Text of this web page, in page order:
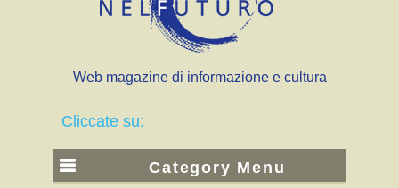
Web magazine di informazione e cultura
Cliccate su:
Category Menu